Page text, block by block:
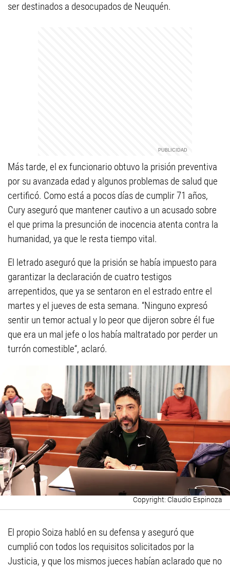
ser destinados a desocupados de Neuquén.
Más tarde, el ex funcionario obtuvo la prisión preventiva
por su avanzada edad y algunos problemas de salud que
certificó. Como está a pocos días de cumplir 71 años,
Cury aseguró que mantener cautivo a un acusado sobre
el que prima la presunción de inocencia atenta contra la
humanidad, ya que le resta tiempo vital.
El letrado aseguró que la prisión se había impuesto para
garantizar la declaración de cuatro testigos
arrepentidos, que ya se sentaron en el estrado entre el
martes y el jueves de esta semana. “Ninguno expresó
sentir un temor actual y lo peor que dijeron sobre él fue
que era un mal jefe o los había maltratado por perder un
turrón comestible“, aclaró.
Claudio Espinoza
El propio Soiza habló en su defensa y aseguró que
cumplió con todos los requisitos solicitados por la
Justicia, y que los mismos jueces habían aclarado que no